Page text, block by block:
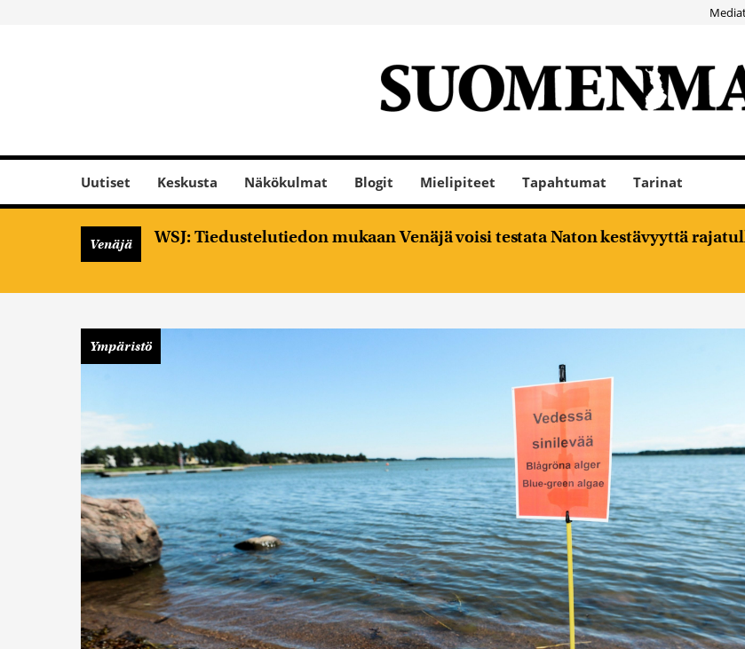
Uutiset Keskusta Näkökulmat Blogit Mielipiteet Tapahtumat Tarinat
Venäjä WSJ: Tiedustelutiedon mukaan Venäjä voisi testata Naton kestävyyttä
Ympäristö